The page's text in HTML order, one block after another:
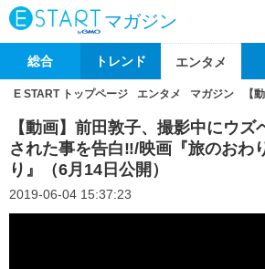
マガジン
総合 トレンド エンタメ
E START トップページ エンタメ マガジン 【
【動画】前田敦子、撮影中にウズ
された事を告白‼/映画『旅のおわ
り』（6月14日公開）
2019-06-04 15:37:23